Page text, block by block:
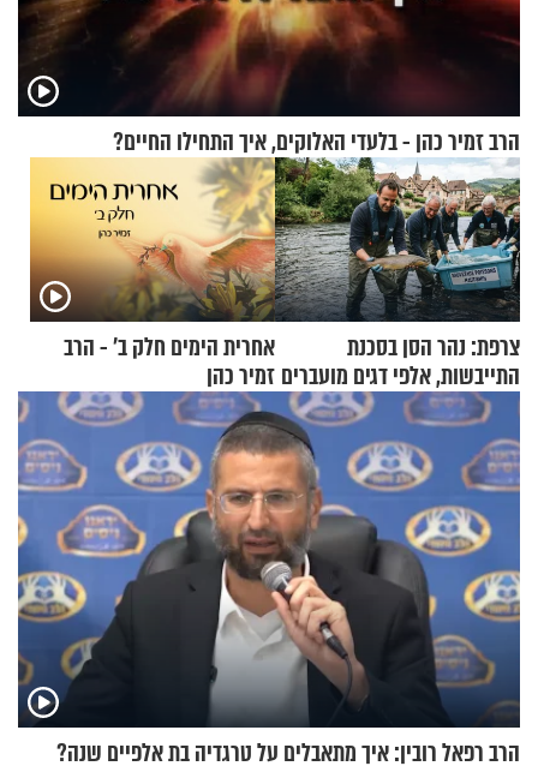
הרב זמיר כהן - בלעדי האלוקים, איך התחילו החיים?
צרפת: נהר הסן בסכנת
התייבשות, אלפי דגים מועברים
במבצעי חילוץ
אחרית הימים חלק ב’ - הרב
זמיר כהן
הרב רפאל רובין: איך מתאבלים על טרגדיה בת אלפיים שנה?